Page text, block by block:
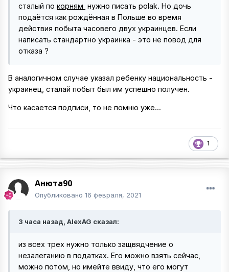
сталый по корням нужно писать polak. Но дочь
подаётся как рождённая в Польше во время
действия побыта часовего двух украинцев. Если
написать стандартно украинка - это не повод для
отказа ?
В аналогичном случае указал ребенку национальность -
украинец, сталай побыт был им успешно получен.
Что касается подписи, то не помню уже...
1
Анюта90
Опубликовано 16 февраля, 2021
3 часа назад, AlexAG сказал:
из всех трех нужно только защвядчение о
незалеганию в податках. Его можно взять сейчас,
можно потом, но имейте ввиду, что его могут